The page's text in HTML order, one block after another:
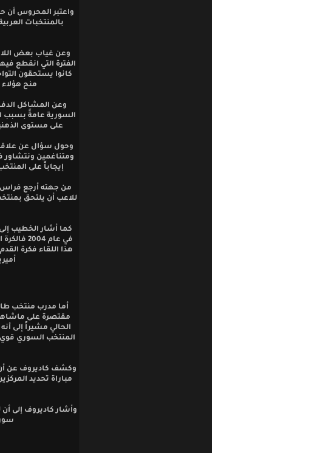
واعتبر المحروس أن
بالمنتخبات
وعن غياب بعض
الفترة التي انقطع
كانوا يستحقون
منح
وعن المشاكل
السورية عامةً بسبب
على مستوى
وحول سؤال عن
ومتناغمين ونتشاور
إيجاباً على
من جهته أرجع فراس
كما أشار الخطيب
في عام
هذا اللقاء فكرة
أما مدرب منتخب
مقتصرة على
الحالي مشيراً إلى
المنتخب السوري قوي
وكشف كاديروف عن أن
وأشار كاديروف إلى